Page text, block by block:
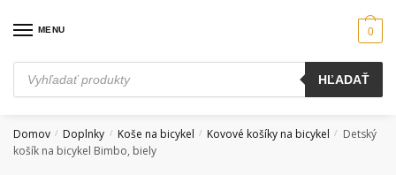
MENU
Products
search
HĽADAŤ
0
Domov / Doplnky / Koše na bicykel / Kovové košíky na bicykel /
Detský
košík na bicykel Bimbo, biely